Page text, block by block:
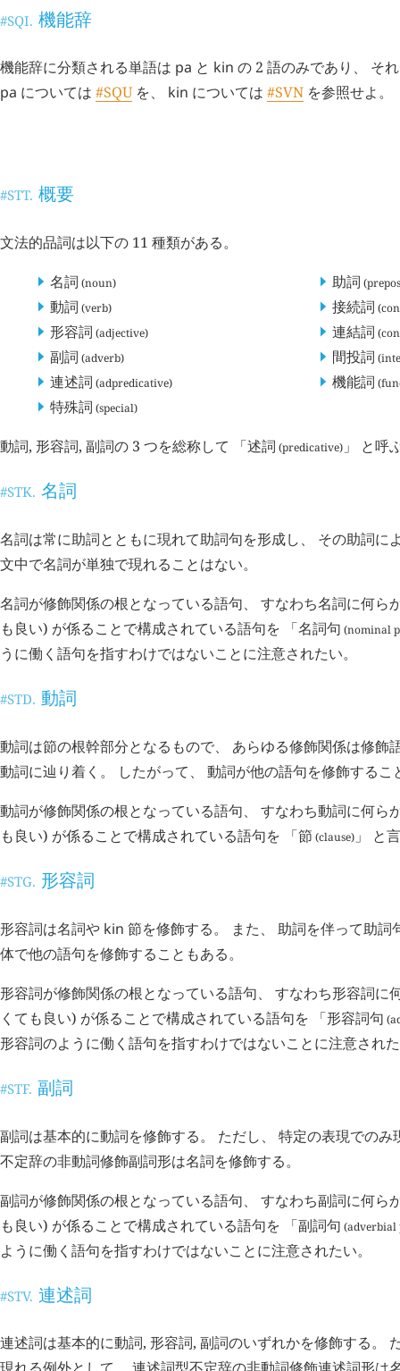
#SQI. 機能辞
機能辞に分類される単語は pa と kin の 2 語のみであり、 そ
pa については #SQU を、 kin については #SVN を参照せよ。
#STT. 概要
文法的品詞は以下の 11 種類がある。
名詞 (noun)
動詞 (verb)
形容詞 (adjective)
副詞 (adverb)
連述詞 (adpredicative)
特殊詞 (special)
助詞
接続詞
連結詞
間投詞
機能詞
動詞, 形容詞, 副詞の 3 つを総称して 「述詞 (predicative) 」 と呼
#STK. 名詞
名詞は常に助詞とともに現れて助詞句を形成し、 その助詞に
文中で名詞が単独で現れることはない。
名詞が修飾関係の根となっている語句、 すなわち名詞に何ら
も良い) が係ることで構成されている語句を 「名詞句 (nominal
うに働く語句を指すわけではないことに注意されたい。
#STD. 動詞
動詞は節の根幹部分となるもので、 あらゆる修飾関係は修飾
動詞に辿り着く。 したがって、 動詞が他の語句を修飾するこ
動詞が修飾関係の根となっている語句、 すなわち動詞に何ら
も良い) が係ることで構成されている語句を 「節 (clause) 」 と
#STG. 形容詞
形容詞は名詞や kin 節を修飾する。 また、 助詞を伴って助詞
体で他の語句を修飾することもある。
形容詞が修飾関係の根となっている語句、 すなわち形容詞に
くても良い) が係ることで構成されている語句を 「形容詞句
形容詞のように働く語句を指すわけではないことに注意され
#STF. 副詞
副詞は基本的に動詞を修飾する。 ただし、 特定の表現での
不定辞の非動詞修飾副詞形は名詞を修飾する。
副詞が修飾関係の根となっている語句、 すなわち副詞に何ら
も良い) が係ることで構成されている語句を 「副詞句 (adverbial
ように働く語句を指すわけではないことに注意されたい。
#STV. 連述詞
連述詞は基本的に動詞, 形容詞, 副詞のいずれかを修飾する。